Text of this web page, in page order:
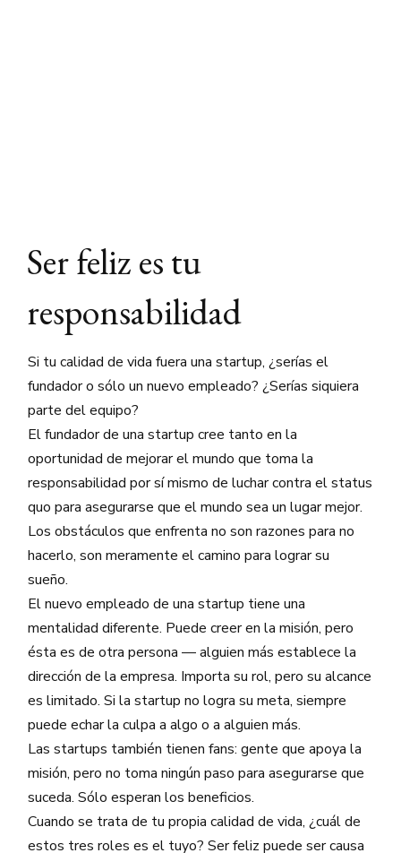
Ser feliz es tu
responsabilidad
Si tu calidad de vida fuera una startup, ¿serías el
fundador o sólo un nuevo empleado? ¿Serías siquiera
parte del equipo?
El fundador de una startup cree tanto en la
oportunidad de mejorar el mundo que toma la
responsabilidad por sí mismo de luchar contra el status
quo para asegurarse que el mundo sea un lugar mejor.
Los obstáculos que enfrenta no son razones para no
hacerlo, son meramente el camino para lograr su
sueño.
El nuevo empleado de una startup tiene una
mentalidad diferente. Puede creer en la misión, pero
ésta es de otra persona — alguien más establece la
dirección de la empresa. Importa su rol, pero su alcance
es limitado. Si la startup no logra su meta, siempre
puede echar la culpa a algo o a alguien más.
Las startups también tienen fans: gente que apoya la
misión, pero no toma ningún paso para asegurarse que
suceda. Sólo esperan los beneficios.
Cuando se trata de tu propia calidad de vida, ¿cuál de
estos tres roles es el tuyo? Ser feliz puede ser causa